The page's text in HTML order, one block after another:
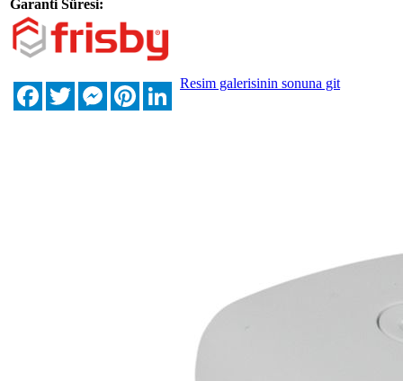
Garanti Süresi:
FacebookTwitterMessengerPinterestLinkedIn
Resim galerisinin sonuna git